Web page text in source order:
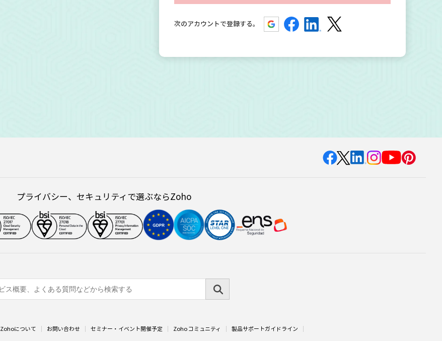
次のアカウントで登録する。
プライバシー、セキュリティで選ぶならZoho
Zohoについて お問い合わせ セミナー・イベント開催予定 Zoho コミュニティ 製品サポートガイドライン